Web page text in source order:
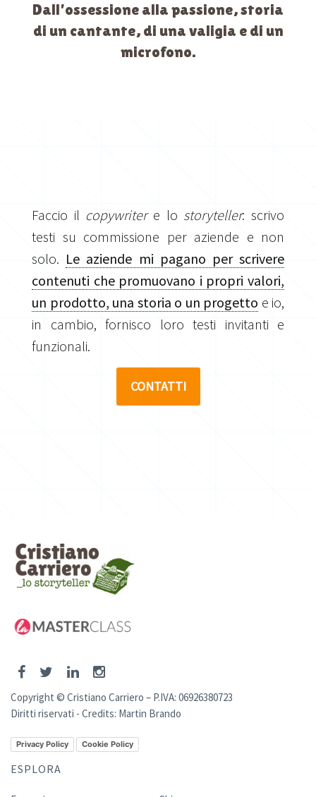
Dall’ossessione alla passione, storia
di un cantante, di una valigia e di un
microfono.
Faccio il copywritere lo storyteller: scrivo
testi su commissione per aziende e non
solo. Le aziende mi pagano per scrivere
contenuti che promuovano i propri valori,
un prodotto, una storia o un progetto e io,
in cambio, fornisco loro testi invitanti e
funzionali.
CONTATTI
Copyright © Cristiano Carriero – P.IVA: 06926380723
Diritti riservati - Credits: Martin Brando
Privacy Policy Cookie Policy
ESPLORA